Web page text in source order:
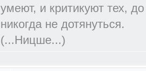
умеют, и критикуют тех,
никогда не дотянуться.
(...Ницше...)